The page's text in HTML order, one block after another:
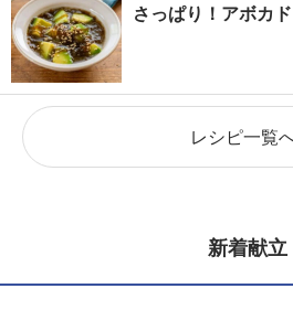
さっぱり！アボカド
レシピ一覧
新着献立